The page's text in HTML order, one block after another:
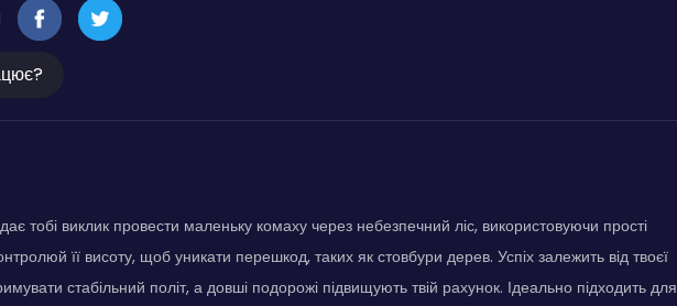
тобі виклик провести маленьку комаху через небезпечний ліс, використовуючи прості
її висоту, щоб уникати перешкод, таких як стовбури дерев. Успіх залежить від твоєї
стабільний політ, а довші подорожі підвищують твій рахунок. Ідеально підходить для